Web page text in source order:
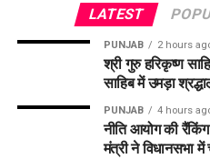
LATEST
PUNJAB 2 hours
श्री गुरु हरिकृष्ण
साहिब में उमड़ा
PUNJAB 4 hours
नीति आयोग की
मंत्री ने विधानसभा में